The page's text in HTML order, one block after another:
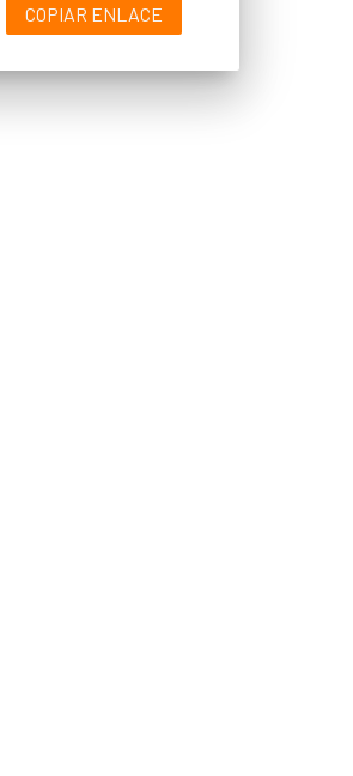
COPIAR ENLACE